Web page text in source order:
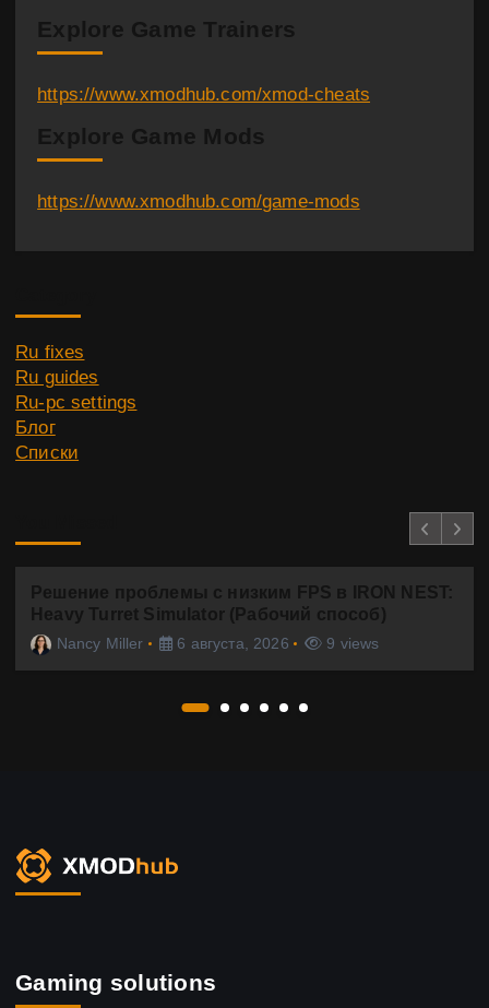
Explore Game Trainers
https://www.xmodhub.com/xmod-cheats
Explore Game Mods
https://www.xmodhub.com/game-mods
Ru fixes
Ru guides
Ru-pc settings
Блог
Списки
Решение проблемы с низким FPS в IRON NEST:
Heavy Turret Simulator (Рабочий способ)
Nancy Miller 6 августа, 2026 9 views
Gaming solutions